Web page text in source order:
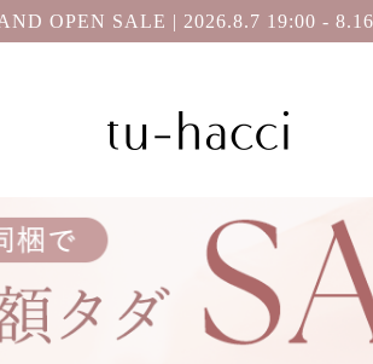
OPEN SALE | 2026.8.7 19:00 -